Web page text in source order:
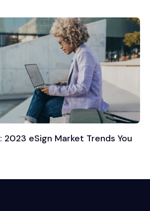
2023 eSign Market Trends You